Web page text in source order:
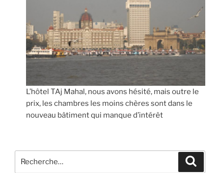
L’hôtel TAj Mahal, nous avons hésité, mais outre le
prix, les chambres les moins chères sont dans le
nouveau bâtiment qui manque d’intérêt
pour